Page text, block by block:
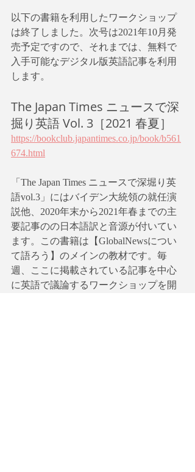
以下の書籍を利用したワークショップ
は終了しました。次号は2021年10月発
売予定ですので、それまでは、無料で
入手可能なデジタル版英語記事を利用
します。
The Japan Times ニュースで深
掘り英語 Vol. 3［2021 春夏］
https://bookclub.japantimes.co.jp/book/b561
674.html
「The Japan Times ニュースで深堀り英
語vol.3」にはバイデン大統領の就任演
説他、2020年末から2021年春までの主
要記事のの日本語訳と音源が付いてい
ます。この書籍は【GlobalNewsについ
て語ろう】のメインの教材です。毎
週、ここに掲載されている記事を中心
に英語で議論するワークショップを開